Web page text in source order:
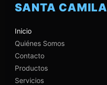
SANTA CAMILA
Inicio
Quiénes Somos
Contacto
Productos
Servicios